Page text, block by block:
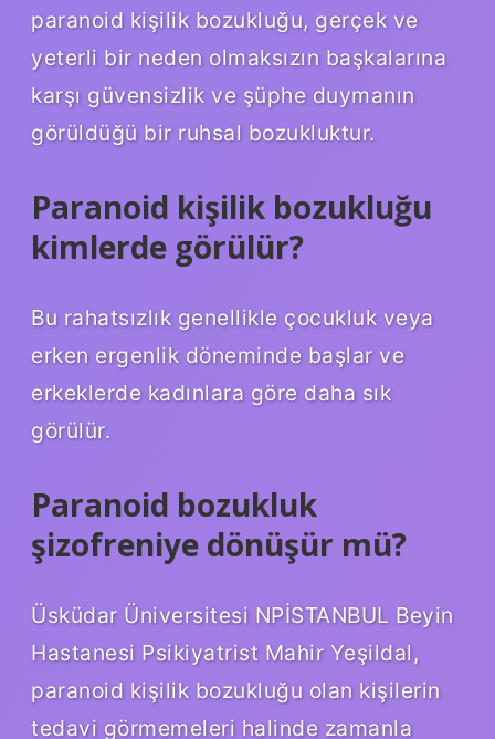
paranoid kişilik bozukluğu, gerçek ve
yeterli bir neden olmaksızın başkalarına
karşı güvensizlik ve şüphe duymanın
görüldüğü bir ruhsal bozukluktur.
Paranoid kişilik bozukluğu
kimlerde görülür?
Bu rahatsızlık genellikle çocukluk veya
erken ergenlik döneminde başlar ve
erkeklerde kadınlara göre daha sık
görülür.
Paranoid bozukluk
şizofreniye dönüşür mü?
Üsküdar Üniversitesi NPİSTANBUL Beyin
Hastanesi Psikiyatrist Mahir Yeşildal,
paranoid kişilik bozukluğu olan kişilerin
tedavi görmemeleri halinde zamanla